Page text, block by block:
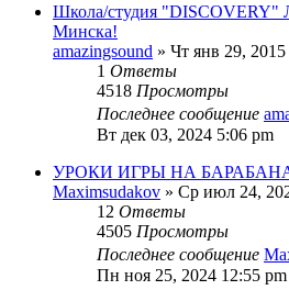
Школа/студия "DISCOVERY"
Минска!
amazingsound » Чт янв 29,
1 Ответы
4518 Просмотры
Последнее сообщение
Вт дек 03, 2024 5:06 pm
УРОКИ ИГРЫ НА
Maximsudakov » Ср июл 24,
12 Ответы
4505 Просмотры
Последнее сообщение
Пн ноя 25, 2024 12:55 pm